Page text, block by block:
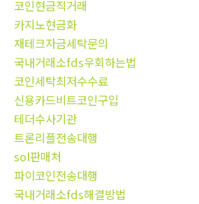
코인현금직거래
카지노현금화
재테크자금세탁문의
국내거래소fds우회하는법
코인세탁최저수수료
신용카드비트코인구입
테더수사기관
트론리플전송대행
sol판매처
파이코인전송대행
국내거래소fds해결방법